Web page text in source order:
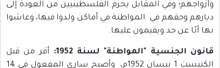
وأزواجهم؛ وفي المقابل يحرم الفلسطينيين من العودة إلى
ديارهم وحقهم في المواطنة في أماكن ولدوا فيها، وعاشوا
بها أبًا عن جد ويقيمون عليها.
قانون الجنسية "المواطنة" لسنة 1952:
أقر من قبل
الكنيست 1 نيسان 1952م، وأصبح ساري المفعول في 14